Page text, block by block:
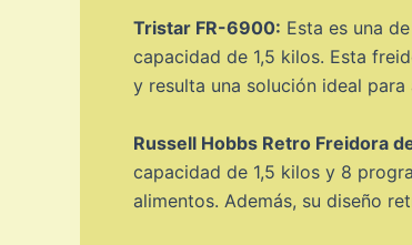
Tristar FR-6900: Esta es una
capacidad de 1,5 kilos. Esta
y resulta una solución ideal
Russell Hobbs Retro Freidora
capacidad de 1,5 kilos y 8
alimentos. Además, su diseño